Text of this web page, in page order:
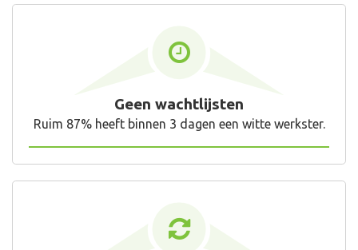
Geen wachtlijsten
Ruim 87% heeft binnen 3 dagen een witte werkster.